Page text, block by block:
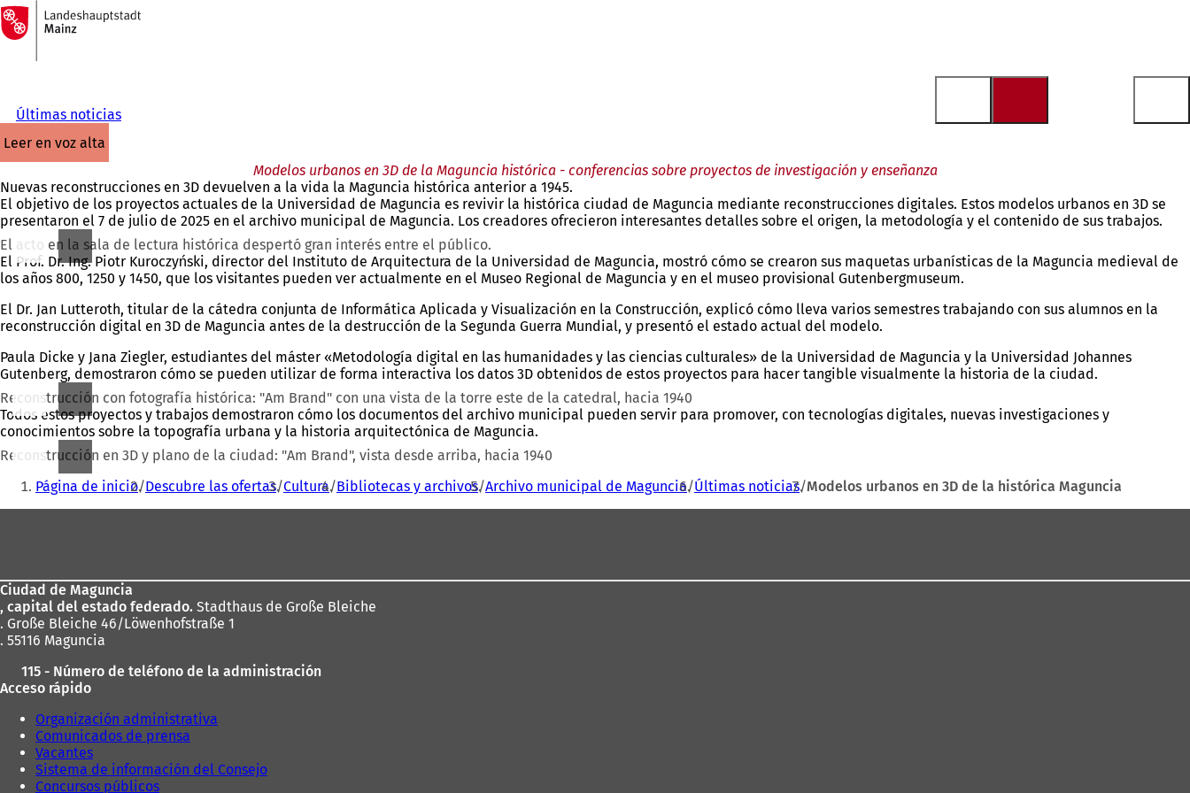
Saltar al contenido
A
la
página
Últimas noticias
leer en voz alta
Modelos urbanos en 3D de la Maguncia histórica - conferencias sobre proyectos de investigación y enseñanza
Nuevas reconstrucciones en 3D devuelven a la vida la Maguncia histórica anterior a 1945.
El objetivo de los proyectos actuales de la Universidad de Maguncia es revivir la histórica ciudad de Maguncia mediante reconstrucciones digitales. Estos modelos urbanos en 3D se
presentaron el 7 de julio de 2025 en el archivo municipal de Maguncia. Los creadores ofrecieron interesantes detalles sobre el origen, la metodología y el contenido de sus trabajos.
El acto en la sala de lectura histórica despertó gran interés entre el público.
El Prof. Dr. Ing. Piotr Kuroczyński, director del Instituto de Arquitectura de la Universidad de Maguncia, mostró cómo se crearon sus maquetas urbanísticas de la Maguncia medieval de
los años 800, 1250 y 1450, que los visitantes pueden ver actualmente en el Museo Regional de Maguncia y en el museo provisional Gutenbergmuseum.
El Dr. Jan Lutteroth, titular de la cátedra conjunta de Informática Aplicada y Visualización en la Construcción, explicó cómo lleva varios semestres trabajando con sus alumnos en la
reconstrucción digital en 3D de Maguncia antes de la destrucción de la Segunda Guerra Mundial, y presentó el estado actual del modelo.
Paula Dicke y Jana Ziegler, estudiantes del máster «Metodología digital en las humanidades y las ciencias culturales» de la Universidad de Maguncia y la Universidad Johannes
Gutenberg, demostraron cómo se pueden utilizar de forma interactiva los datos 3D obtenidos de estos proyectos para hacer tangible visualmente la historia de la ciudad.
Reconstrucción con fotografía histórica: "Am Brand" con una vista de la torre este de la catedral, hacia 1940
Todos estos proyectos y trabajos demostraron cómo los documentos del archivo municipal pueden servir para promover, con tecnologías digitales, nuevas investigaciones y
conocimientos sobre la topografía urbana y la historia arquitectónica de Maguncia.
Reconstrucción en 3D y plano de la ciudad: "Am Brand", vista desde arriba, hacia 1940
Estás
aquí:
Página de inicio Descubre las ofertas Cultura Bibliotecas y archivos Archivo municipal de Maguncia Últimas noticias Modelos urbanos en 3D de la histórica Maguncia
pies
Ciudad de Maguncia
, capital del estado federado. Stadthaus de Große Bleiche
. Große Bleiche 46/Löwenhofstraße 1
. 55116 Maguncia
115 - Número de teléfono de la administración
Acceso rápido
Organización administrativa
Comunicados de prensa
Vacantes
Sistema de información del Consejo
Concursos públicos